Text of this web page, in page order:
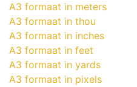
A3 formaat in meters
A3 formaat in thou
A3 formaat in inches
A3 formaat in feet
A3 formaat in yards
A3 formaat in pixels